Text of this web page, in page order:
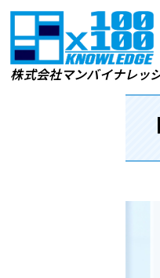
内
ス
キッ
株式会社マンバイナレッ